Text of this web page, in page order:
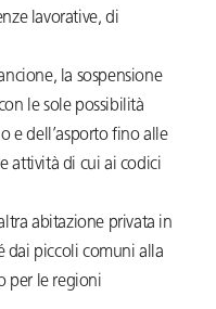
lavorative, di
la sospensione
le sole possibilità
e dell’asporto fino alle
attività di cui ai codici
abitazione privata in
dai piccoli comuni alla
per le regioni